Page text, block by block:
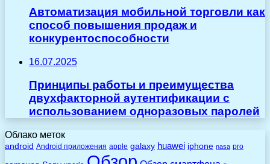
Автоматизация мобильной торговли как
способ повышения продаж и
конкурентоспособности
16.07.2025
Принципы работы и преимущества
двухфакторной аутентификации с
использованием одноразовых паролей
Облако меток
android Android приложения apple galaxy huawei iphone nasa pro